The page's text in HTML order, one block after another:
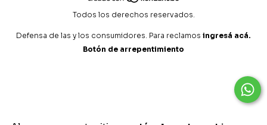
Todos los derechos reservados.
Defensa de las y los consumidores. Para reclamos ingresá acá.
Botón de arrepentimiento